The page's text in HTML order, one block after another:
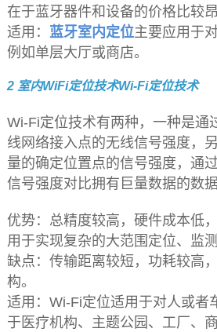
在于蓝牙器件和设备的价格比较昂
适用： 蓝牙室内定位主要应用于
例如单层大厅或商店。
2 室内WiFi定位技术Wi-Fi定位技术
Wi-Fi定位技术有两种，一种是通
线网络接入点的无线信号强度，
量的确定位置点的信号强度，通
信号强度对比拥有巨量数据的数
优势：总精度较高，硬件成本低
用于实现复杂的大范围定位、监
缺点：传输距离较短，功耗较高
构。
适用：Wi-Fi定位适用于对人或者
于医疗机构、主题公园、工厂、